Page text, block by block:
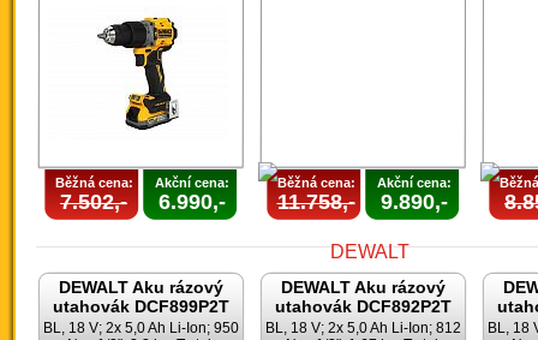
Běžná cena:
7.502,-
Akční cena:
6.990,-
Běžná cena:
11.758,-
Akční cena:
9.890,-
DEWALT Aku rázový
utahovák DCF899P2T
BL, 18 V; 2x 5,0 Ah Li-Ion; 950
DEWALT Aku rázový
utahovák DCF892P2T
BL, 18 V; 2x 5,0 Ah Li-Ion; 812
BL, 18